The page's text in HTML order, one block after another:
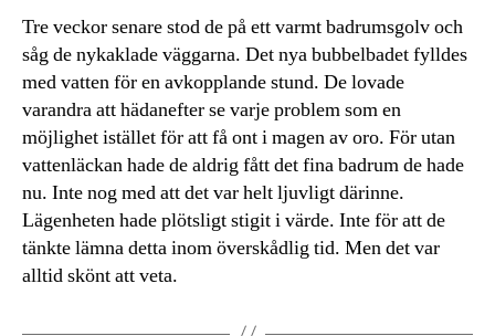
Tre veckor senare stod de på ett varmt badrumsgolv och
såg de nykaklade väggarna. Det nya bubbelbadet fylldes
med vatten för en avkopplande stund. De lovade
varandra att hädanefter se varje problem som en
möjlighet istället för att få ont i magen av oro. För utan
vattenläckan hade de aldrig fått det fina badrum de hade
nu. Inte nog med att det var helt ljuvligt därinne.
Lägenheten hade plötsligt stigit i värde. Inte för att de
tänkte lämna detta inom överskådlig tid. Men det var
alltid skönt att veta.